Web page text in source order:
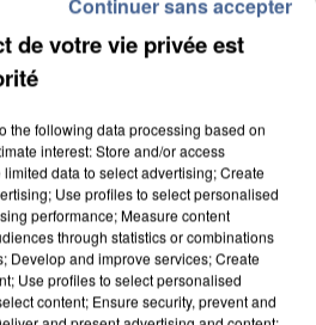
FRANCE LANCE UN ÉLAN
de votre vie privée est
the following data processing based on
interest: Store and/or access
data to select advertising; Create
Use profiles to select personalised
performance; Measure content
through statistics or combinations
Develop and improve services; Create
Use profiles to select personalised
content; Ensure security, prevent and